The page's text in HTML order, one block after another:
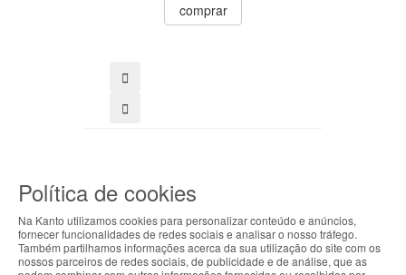
comprar
SIGA-NOS
COMPRE COM SEGURANÇA
ABOUT THE COOKIES
Política de cookies
Na Kanto utilizamos cookies para personalizar conteúdo e anúncios,
fornecer funcionalidades de redes sociais e analisar o nosso tráfego.
Também partilhamos informações acerca da sua utilização do site com os
nossos parceiros de redes sociais, de publicidade e de análise, que as